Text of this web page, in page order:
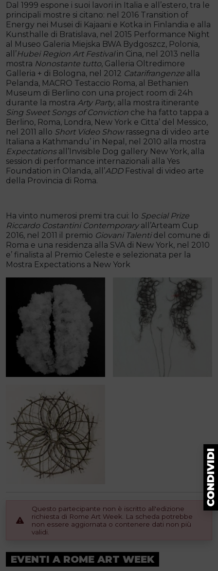
Dal 1999 espone i suoi lavori in Italia e all’estero, tra le
principali mostre si citano: nel 2016 Transition of
Energy nei Musei di Kajaani e Kotka in Finlandia e alla
Kunsthalle di Bratislava, nel 2015 Performance Night
al Museo Galeria Miejska BWA Bydgoszcz, Polonia,
all’Hubei Region Art Festivalin Cina, nel 2013 nella
mostra Nonostante tutto, Galleria Oltredimore
Galleria + di Bologna, nel 2012 Catarifrangenze alla
Pelanda, MACRO Testaccio Roma, al Bethanien
Museum di Berlino con una project room di 24h
durante la mostra Arty Party, alla mostra itinerante
Sing Sweet Songs of Conviction che ha fatto tappa a
Berlino, Roma, Londra, New York e Citta’ del Messico,
nel 2011 allo Short Video Showrassegna di video arte
Italiana a Kathmandu’ in Nepal, nel 2010 alla mostra
Expectationsall’Invisible Dog gallery New York, alla
session di performance internazionali alla Yes
Foundation in Olanda, all’ADDFestival di video arte
della Provincia di Roma.
Ha vinto numerosi premi tra cui: lo Special Prize
Riccardo Costantini Contemporary all’Arteam Cup
2016, nel 2011 il premio Giovani Talentidel comune di
Roma e una residenza alla SVA di New York, nel 2010
e’ finalista al Premio Celeste e selezionata per la
Mostra Expectations a New York
Questo partecipante non è iscritto all'edizione
richiesta di Rome Art Week. La scheda potrebbe
non essere aggiornata o contenere dati non più
validi.
EVENTI A ROME ART WEEK